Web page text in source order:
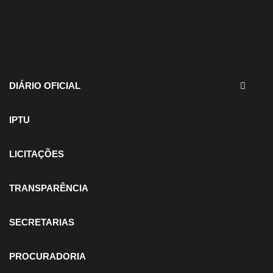
Processo Seletivo
DIÁRIO OFICIAL
IPTU
LICITAÇÕES
TRANSPARÊNCIA
SECRETARIAS
PROCURADORIA